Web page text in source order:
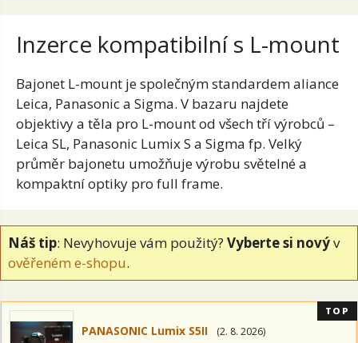
Inzerce kompatibilní s L-mount
Bajonet L-mount jespolečným standardemaliance
Leica, Panasonic a Sigma. V bazaru najdete
objektivy a těla pro L-mount od všech tří výrobců –
Leica SL, Panasonic Lumix S a Sigma fp. Velký
průměr bajonetu umožňujevýrobu světelné a
kompaktní optiky pro full frame.
Náš tip: Nevyhovuje vám použitý? Vyberte si novýv
ověřeném e-shopu.
PANASONIC Lumix S5II (2. 8. 2026)
TOP